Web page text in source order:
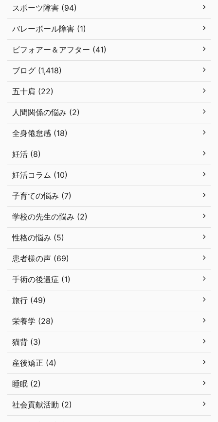
スポーツ障害 (94)
バレーボール障害 (1)
ビフォアー＆アフター (41)
ブログ (1,418)
五十肩 (22)
人間関係の悩み (2)
全身倦怠感 (18)
妊活 (8)
妊活コラム (10)
子育ての悩み (7)
学校の先生の悩み (2)
性格の悩み (5)
患者様の声 (69)
手術の後遺症 (1)
旅行 (49)
栄養学 (28)
猫背 (3)
産後矯正 (4)
睡眠 (2)
社会貢献活動 (2)